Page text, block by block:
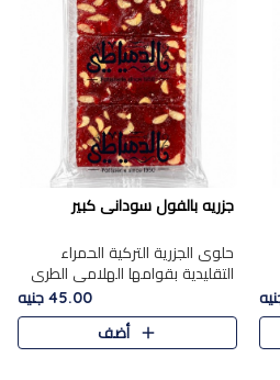
جزريه بالفول سودانى كبير
حلوى الجزرية التركية الحمراء
التقليدية بقوامها الهلامي الطري
ولونها الأحمر المميز، محشوة
بسخاء بالفول السوداني المحمص
لتمنحك توازنًا رائعًا ..
45.00 جنيه
أضف